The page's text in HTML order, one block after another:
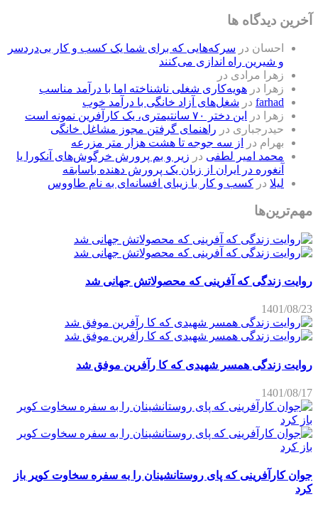
آخرین دیدگاه ها
احسان در سرکه‌هایی که برای شما یک کسب و کار بی‌دردسر
و شیرین راه اندازی می‌کنند
زهرا مرادی در
زهرا
در هویه‌کاری شغلی ناشناخته اما با درآمد مناسب
farhad در شغل‌های آزاد خانگی با درآمد خوب
زهرا
در
این دختر ۷۰ سانتیمتری، یک کارآفرین نمونه است
حیدرجباری در راهنمای گرفتن مجوز مشاغل خانگی
بهرام در
از سه جوجه تا هشت هزار متر مزرعه
محمد امیر لطفی در زیر و بم پرورش خرگوش‌های آنکورا یا
آنغوره در ایران از زبان یک پرورش دهنده باسابقه
لیلا در کسب و کار با زیبای افسانه‌ای به نام طاووس
مهم‌ترین‌ها
روایت زندگی که آفرینی که محصولاتش جهانی شد
1401/08/23
روایت زندگی همسر شهیدی که کا رآفرین موفق شد
1401/08/17
جوان کارآفرینی که پای روستانشینان را به سفره سخاوت کویر باز
کرد